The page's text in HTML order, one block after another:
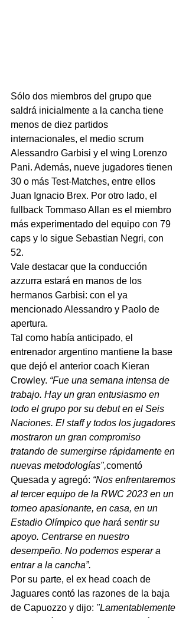
Sólo dos miembros del grupo que
saldrá inicialmente a la cancha tiene
menos de diez partidos
internacionales, el medio scrum
Alessandro Garbisi y el wing Lorenzo
Pani. Además, nueve jugadores tienen
30 o más Test-Matches, entre ellos
Juan Ignacio Brex. Por otro lado, el
fullback Tommaso Allan es el miembro
más experimentado del equipo con 79
caps y lo sigue Sebastian Negri, con
52.
Vale destacar que la conducción
azzurra estará en manos de los
hermanos Garbisi: con el ya
mencionado Alessandro y Paolo de
apertura.
Tal como había anticipado, el
entrenador argentino mantiene la base
que dejó el anterior coach Kieran
Crowley. “Fue una semana intensa de
trabajo. Hay un gran entusiasmo en
todo el grupo por su debut en el Seis
Naciones. El staff y todos los jugadores
mostraron un gran compromiso
tratando de sumergirse rápidamente en
nuevas metodologías",comentó
Quesada y agregó: “Nos enfrentaremos
al tercer equipo de la RWC 2023 en un
torneo apasionante, en casa, en un
Estadio Olímpico que hará sentir su
apoyo. Centrarse en nuestro
desempeño. No podemos esperar a
entrar a la cancha”.
Por su parte, el ex head coach de
Jaguares contó las razones de la baja
de Capuozzo y dijo: "Lamentablemente